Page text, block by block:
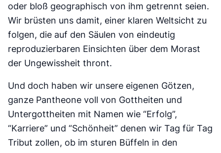
oder bloß geographisch von ihm getrennt seien.
Wir brüsten uns damit, einer klaren Weltsicht zu
folgen, die auf den Säulen von eindeutig
reproduzierbaren Einsichten über dem Morast
der Ungewissheit thront.
Und doch haben wir unsere eigenen Götzen,
ganze Pantheone voll von Gottheiten und
Untergottheiten mit Namen wie “Erfolg”,
“Karriere” und “Schönheit” denen wir Tag für Tag
Tribut zollen, ob im sturen Büffeln in den